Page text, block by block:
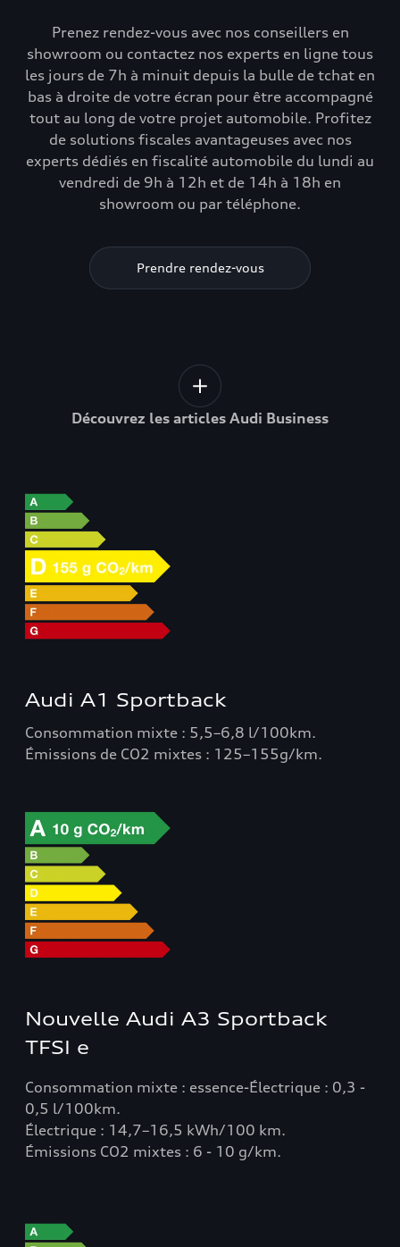
Prenez rendez-vous avec nos conseillers en
showroom ou contactez nos experts en ligne tous
les jours de 7h à minuit depuis la bulle de tchat en
bas à droite de votre écran pour être accompagné
tout au long de votre projet automobile. Profitez
de solutions fiscales avantageuses avec nos
experts dédiés en fiscalité automobile du lundi au
vendredi de 9h à 12h et de 14h à 18h en
showroom ou par téléphone.
Prendre rendez-vous
Découvrez les articles Audi Business
Audi A1 Sportback
Consommation mixte : 5,5–6,8 l/100km.
Émissions de CO2 mixtes : 125–155g/km.
Nouvelle Audi A3 Sportback
TFSI e
Consommation mixte : essence-Électrique : 0,3 -
0,5 l/100km.
Électrique : 14,7–16,5 kWh/100 km.
Émissions CO2 mixtes : 6 - 10 g/km.